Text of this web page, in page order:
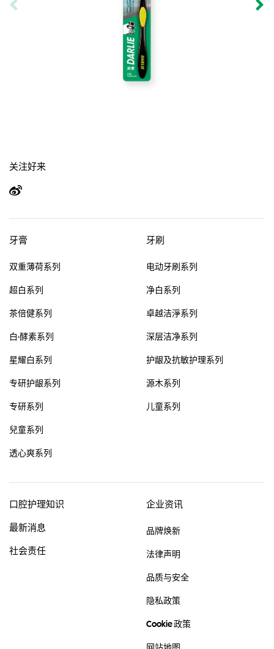
关注好来
牙膏
双重薄荷系列
超白系列
茶倍健系列
白·酵素系列
星耀白系列
专研护龈系列
专研系列
兒童系列
透心爽系列
牙刷
电动牙刷系列
净白系列
卓越洁淨系列
深层洁净系列
护龈及抗敏护理系列
源木系列
儿童系列
口腔护理知识
最新消息
社会责任
企业资讯
品牌焕新
法律声明
品质与安全
隐私政策
Cookie 政策